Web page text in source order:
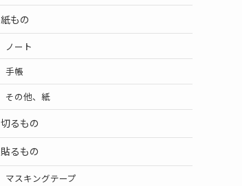
紙もの
ノート
手帳
その他、紙
切るもの
貼るもの
マスキングテープ